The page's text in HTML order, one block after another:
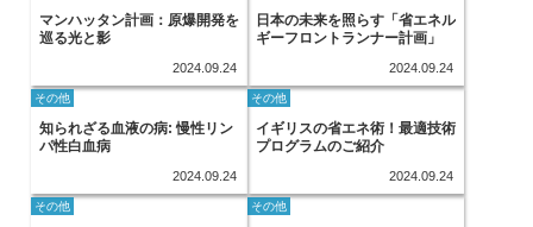
マンハッタン計画：原爆開発を
巡る光と影
2024.09.24
日本の未来を照らす「省エネル
ギーフロントランナー計画」
2024.09.24
その他
知られざる血液の病: 慢性リン
パ性白血病
2024.09.24
その他
イギリスの省エネ術！最適技術
プログラムのご紹介
2024.09.24
その他 その他